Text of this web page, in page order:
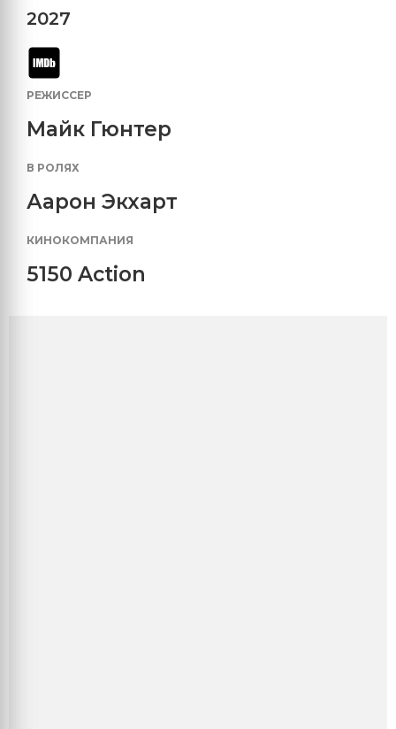
2027
РЕЖИССЕР
Майк Гюнтер
В РОЛЯХ
Аарон Экхарт
КИНОКОМПАНИЯ
5150 Action